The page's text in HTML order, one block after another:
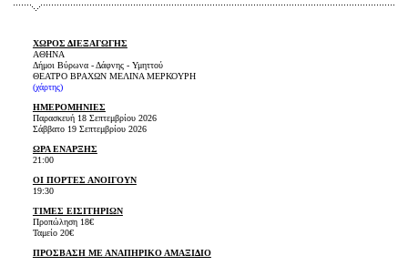
ΧΩΡΟΣ ΔΙΕΞΑΓΩΓΗΣ
ΑΘΗΝΑ
Δήμοι Βύρωνα - Δάφνης - Υμηττού
ΘΕΑΤΡΟ ΒΡΑΧΩΝ ΜΕΛΙΝΑ ΜΕΡΚΟΥΡΗ
(χάρτης)
ΗΜΕΡΟΜΗΝΙΕΣ
Παρασκευή 18 Σεπτεμβρίου 2026
Σάββατο 19 Σεπτεμβρίου 2026
ΩΡΑ ΕΝΑΡΞΗΣ
21:00
ΟΙ ΠΟΡΤΕΣ ΑΝΟΙΓΟΥΝ
19:30
ΤΙΜΕΣ ΕΙΣΙΤΗΡΙΩΝ
Προπώληση 18€
Ταμείο 20€
ΠΡΟΣΒΑΣΗ ΜΕ ΑΝΑΠΗΡΙΚΟ ΑΜΑΞΙΔΙΟ